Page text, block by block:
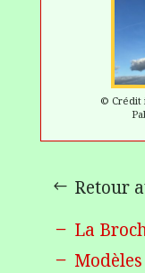
© Crédit
Retour
La
Modèles